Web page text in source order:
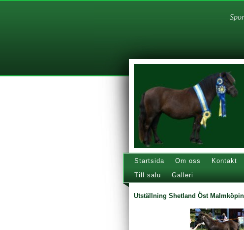
Startsida Om oss Kontakt
Till salu
Galleri
Utställning Shetland Öst